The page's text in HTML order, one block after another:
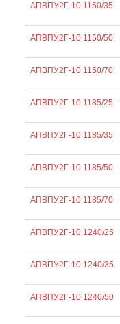
АПВПУ2Г-10 1150/35
АПВПУ2Г-10 1150/50
АПВПУ2Г-10 1150/70
АПВПУ2Г-10 1185/25
АПВПУ2Г-10 1185/35
АПВПУ2Г-10 1185/50
АПВПУ2Г-10 1185/70
АПВПУ2Г-10 1240/25
АПВПУ2Г-10 1240/35
АПВПУ2Г-10 1240/50